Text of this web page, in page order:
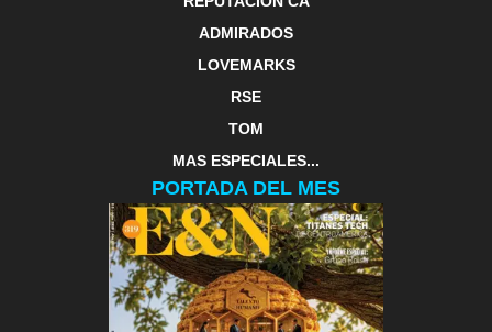
ADMIRADOS
LOVEMARKS
RSE
TOM
MAS ESPECIALES...
PORTADA DEL MES